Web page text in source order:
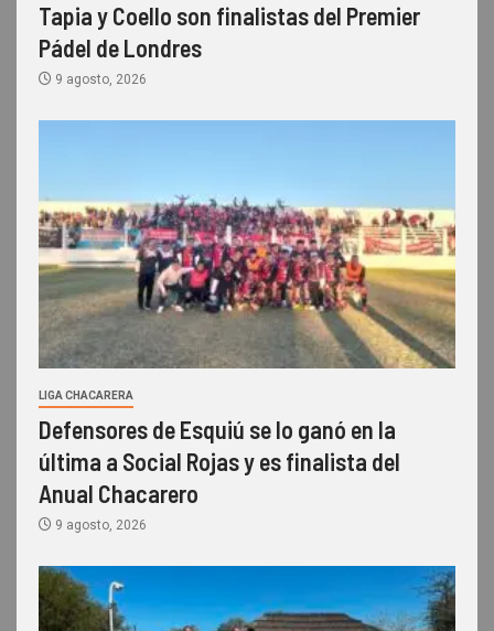
Tapia y Coello son finalistas del Premier
Pádel de Londres
9 agosto, 2026
LIGA CHACARERA
Defensores de Esquiú se lo ganó en la
última a Social Rojas y es finalista del
Anual Chacarero
9 agosto, 2026